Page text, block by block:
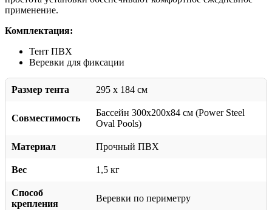
применение.
Комплектация:
Тент ПВХ
Веревки для фиксации
Размер тента 295 x 184 см
Совместимость
Бассейн 300х200х84 см (Power Steel
Oval Pools)
Материал Прочный ПВХ
Вес 1,5 кг
Способ
крепления
Веревки по периметру